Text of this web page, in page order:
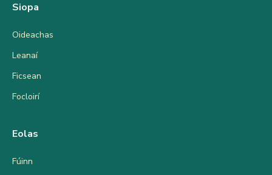
Siopa
Oideachas
Leanaí
Ficsean
Focloirí
Eolas
Fúinn